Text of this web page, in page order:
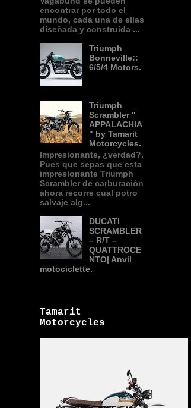
encontrar por todo el
mundo, cada una de ellas
diseñada y construida ...
Triumph
Bonneville::
6/5/4 Motors.
Triumph
Scrambler "
APPALACHIA
" by Tamarit
Motorcycles.
Impresionante, ¿verdad?.
Pues que sepas que esta
impresionante Triumph
Scrambler de carburación
ahora recorre cual potro
salvaje alg...
DUCATI
SCRAMBLER
– R/T –
QUATTROCE
NTO| Anvil
motociclette.
Tamarit
Motorcycles